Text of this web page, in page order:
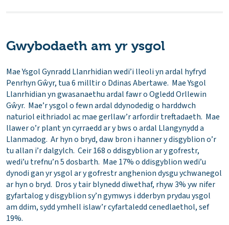
Gwybodaeth am yr ysgol
Mae Ysgol Gynradd Llanrhidian wedi’i lleoli yn ardal hyfryd
Penrhyn Gŵyr, tua 6 milltir o Ddinas Abertawe. Mae Ysgol
Llanrhidian yn gwasanaethu ardal fawr o Ogledd Orllewin
Gŵyr. Mae’r ysgol o fewn ardal ddynodedig o harddwch
naturiol eithriadol ac mae gerllaw’r arfordir treftadaeth. Mae
llawer o’r plant yn cyrraedd ar y bws o ardal Llangynydd a
Llanmadog. Ar hyn o bryd, daw bron i hanner y disgyblion o’r
tu allan i’r dalgylch. Ceir 168 o ddisgyblion ar y gofrestr,
wedi’u trefnu’n 5 dosbarth. Mae 17% o ddisgyblion wedi’u
dynodi gan yr ysgol ar y gofrestr anghenion dysgu ychwanegol
ar hyn o bryd. Dros y tair blynedd diwethaf, rhyw 3% yw nifer
gyfartalog y disgyblion sy’n gymwys i dderbyn prydau ysgol
am ddim, sydd ymhell islaw’r cyfartaledd cenedlaethol, sef
19%.